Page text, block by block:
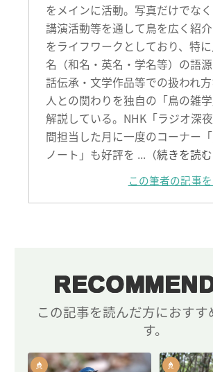
をメインに活動。写真だけでなく
講演活動等を通して鳥を広く紹
をライフワークとしており、特
名（和名・英名・学名等）の語
話伝承・文学作品等での扱われ
人との関わりを独自の「鳥の雑
解説している。NHK「ラジオ深
間担当した月に一度のコーナー
ノート」も好評を ...（続きを読む
この筆者の記事
この記事を読んだ方におすす
す。